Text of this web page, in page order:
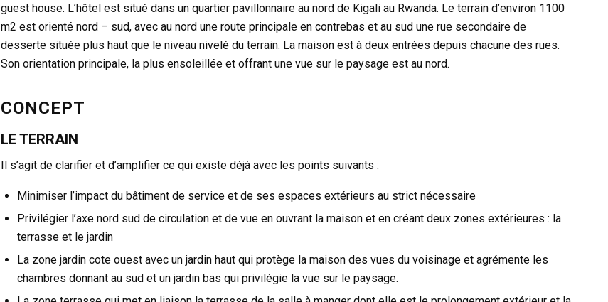
guest house. L’hôtel est situé dans un quartier pavillonnaire au nord de Kigali au Rwanda. Le terrain d’environ 1100
m2 est orienté nord – sud, avec au nord une route principale en contrebas et au sud une rue secondaire de
desserte située plus haut que le niveau nivelé du terrain. La maison est à deux entrées depuis chacune des rues.
Son orientation principale, la plus ensoleillée et offrant une vue sur le paysage est au nord.
CONCEPT
LE TERRAIN
Il s’agit de clarifier et d’amplifier ce qui existe déjà avec les points suivants :
Minimiser l’impact du bâtiment de service et de ses espaces extérieurs au strict nécessaire
Privilégier l’axe nord sud de circulation et de vue en ouvrant la maison et en créant deux zones extérieures : la
terrasse et le jardin
La zone jardin cote ouest avec un jardin haut qui protège la maison des vues du voisinage et agrémente les
chambres donnant au sud et un jardin bas qui privilégie la vue sur le paysage.